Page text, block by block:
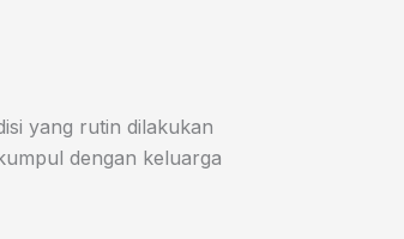
yang rutin dilakukan
dengan keluarga